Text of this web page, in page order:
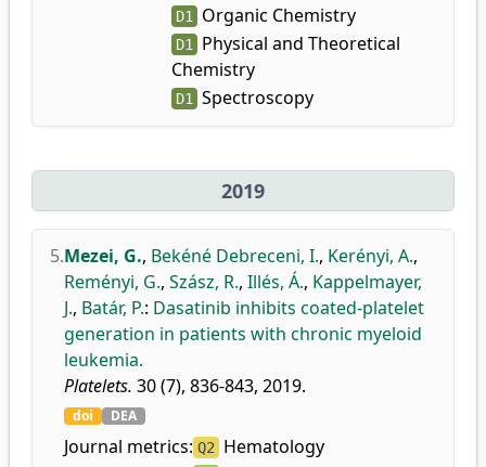
D1 Organic Chemistry
D1
Physical and Theoretical
Chemistry
D1 Spectroscopy
2019
5.Mezei, G., Bekéné Debreceni, I., Kerényi, A.,
Reményi, G., Szász, R., Illés, Á., Kappelmayer,
J., Batár, P.: Dasatinib inhibits coated-platelet
generation in patients with chronic myeloid
leukemia.
Platelets. 30 (7), 836-843, 2019.
doi DEA
Journal metrics: Q2
Hematology